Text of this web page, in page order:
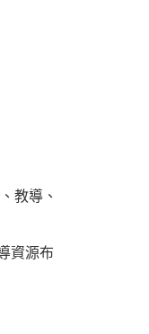
教導、
資源布